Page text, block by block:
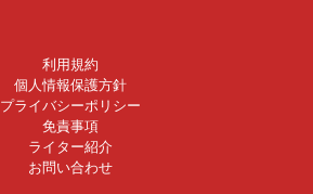
利用規約
個人情報保護方針
プライバシーポリシー
免責事項
ライター紹介
お問い合わせ